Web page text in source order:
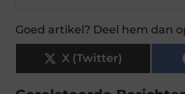
Goed artikel? Deel hem dan
X (Twitter)